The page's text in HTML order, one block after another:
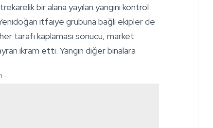
bir alana yayılan yangını kontrol
itfaiye grubuna bağlı ekipler de
tarafı kaplaması sonucu, market
ikram etti. Yangın diğer binalara
-